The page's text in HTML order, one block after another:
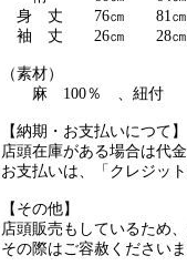
身 丈 76㎝ 81㎝
袖 丈 26㎝ 28㎝
（素材）
麻 100％ 、紐付
【納期・お支払いにつて】
店頭在庫がある場合は代
お支払いは、「クレジッ
【その他】
店頭販売もしているため
その際はご容赦くださいま